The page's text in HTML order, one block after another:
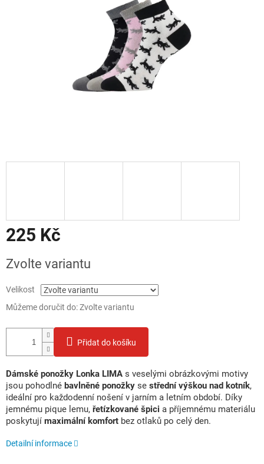
225 Kč
cena:
Zvolte variantu
Velikost
Můžeme doručit do:Zvolte variantu
Přidat do košíku
Dámské ponožky Lonka LIMA s veselými obrázkovými motivy
jsou pohodlné bavlněné ponožky se střední výškou nad kotník,
ideální pro každodenní nošení v jarním a letním období. Díky
jemnému pique lemu, řetízkované špici a příjemnému materiálu
poskytují maximální komfort bez otlaků po celý den.
Detailní informace